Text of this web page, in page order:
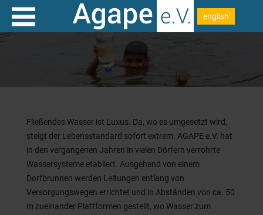
english
Fließendes Wasser ist Luxus. Da, wo es umgesetzt wird,
steigt der Lebensstandard sofort extrem. AGAPE e.V. hat
in den vergangenen Jahren in vielen Dörfern verrohrte
Wassersysteme etabliert. Ausgehend von einem
Dorfbrunnen werden Leitungen entlang von
Versorgungswegen errichtet und in Abständen von ca. 50
m zueinander Plattformen gestellt, wo Wasser zum